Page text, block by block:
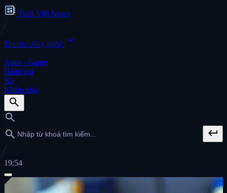
developer_board Tech Việt News
Tin tức công nghệ expand_more
Apps - Game
Đánh giá
Xe
Khám phá
search
search
search
keyboard_return
19:54